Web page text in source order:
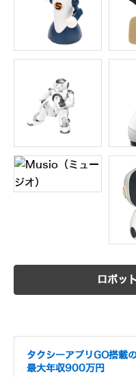
ロボッ
タクシーアプリGO搭載
最大年収900万円